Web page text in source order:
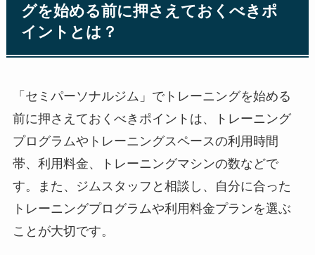
グを始める前に押さえておくべきポ
イントとは？
「セミパーソナルジム」でトレーニングを始める
前に押さえておくべきポイントは、トレーニング
プログラムやトレーニングスペースの利用時間
帯、利用料金、トレーニングマシンの数などで
す。また、ジムスタッフと相談し、自分に合った
トレーニングプログラムや利用料金プランを選ぶ
ことが大切です。